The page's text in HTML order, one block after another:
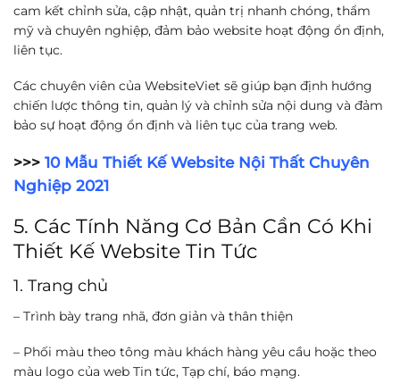
cam kết chỉnh sửa, cập nhật, quản trị nhanh chóng, thẩm
mỹ và chuyên nghiệp, đảm bảo website hoạt động ổn định,
liên tục.
Các chuyên viên của WebsiteViet sẽ giúp bạn định hướng
chiến lược thông tin, quản lý và chỉnh sửa nội dung và đảm
bảo sự hoạt động ổn định và liên tục của trang web.
>>> 10 Mẫu Thiết Kế Website Nội Thất Chuyên
Nghiệp 2021
5. Các Tính Năng Cơ Bản Cần Có Khi
Thiết Kế Website Tin Tức
1. Trang chủ
– Trình bày trang nhã, đơn giản và thân thiện
– Phối màu theo tông màu khách hàng yêu cầu hoặc theo
màu logo của web Tin tức, Tạp chí, báo mạng.